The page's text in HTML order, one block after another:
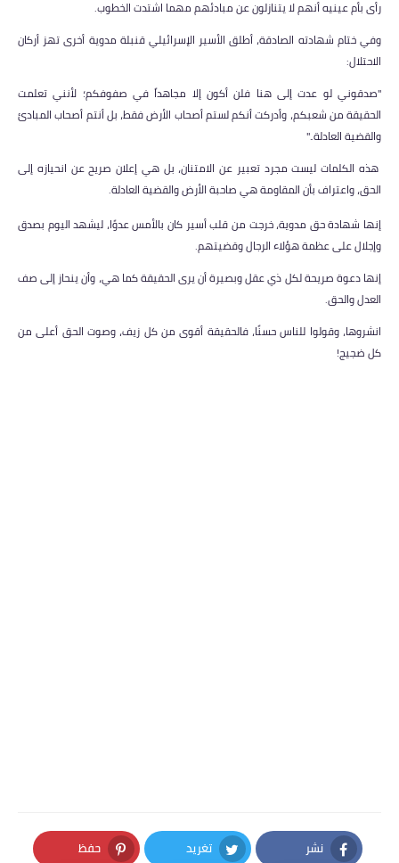
رأى بأم عينيه أنهم لا يتنازلون عن مبادئهم مهما اشتدت الخطوب.
وفي ختام شهادته الصادقة، أطلق الأسير الإسرائيلي قنبلة مدوية أخرى تهز أركان
الاحتلال:
"صدقوني لو عدت إلى هنا فلن أكون إلا مجاهداً في صفوفكم؛ لأنني تعلمت
الحقيقة من شعبكم، وأدركت أنكم لستم أصحاب الأرض فقط، بل أنتم أصحاب المبادئ
والقضية العادلة.."
هذه الكلمات ليست مجرد تعبير عن الامتنان، بل هي إعلان صريح عن انحيازه إلى
الحق، واعتراف بأن المقاومة هي صاحبة الأرض والقضية العادلة.
إنها شهادة حق مدوية، خرجت من قلب أسير كان بالأمس عدوًا، ليشهد اليوم بصدق
وإجلال على عظمة هؤلاء الرجال وقضيتهم.
إنها دعوة صريحة لكل ذي عقل وبصيرة أن يرى الحقيقة كما هي، وأن ينحاز إلى صف
العدل والحق.
انشروها، وقولوا للناس حسنًا، فالحقيقة أقوى من كل زيف، وصوت الحق أعلى من
كل ضجيج!
نشر تغريد حفظ